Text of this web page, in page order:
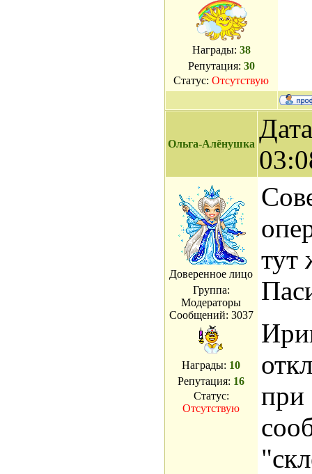
Награды: 38
Репутация: 30
Статус:Отсутствую
Ольга-Алёнушка
Доверенное лицо
Группа:
Модераторы
Сообщений: 3037
Награды: 10
Репутация: 16
Статус:
Отсутствую
тут
при